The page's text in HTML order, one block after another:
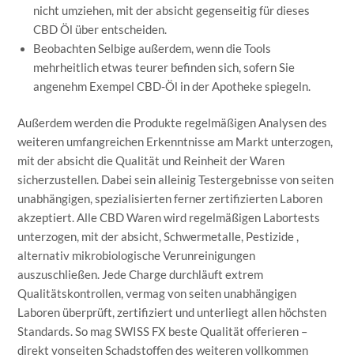
nicht umziehen, mit der absicht gegenseitig für dieses
CBD Öl über entscheiden.
Beobachten Selbige außerdem, wenn die Tools
mehrheitlich etwas teurer befinden sich, sofern Sie
angenehm Exempel CBD-Öl in der Apotheke spiegeln.
Außerdem werden die Produkte regelmäßigen Analysen des
weiteren umfangreichen Erkenntnisse am Markt unterzogen,
mit der absicht die Qualität und Reinheit der Waren
sicherzustellen. Dabei sein alleinig Testergebnisse von seiten
unabhängigen, spezialisierten ferner zertifizierten Laboren
akzeptiert. Alle CBD Waren wird regelmäßigen Labortests
unterzogen, mit der absicht, Schwermetalle, Pestizide ,
alternativ mikrobiologische Verunreinigungen
auszuschließen. Jede Charge durchläuft extrem
Qualitätskontrollen, vermag von seiten unabhängigen
Laboren überprüft, zertifiziert und unterliegt allen höchsten
Standards. So mag SWISS FX beste Qualität offerieren –
direkt vonseiten Schadstoffen des weiteren vollkommen